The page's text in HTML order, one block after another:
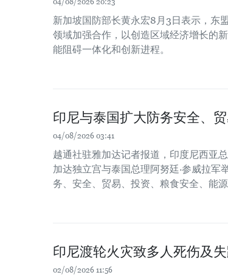
新加坡国防部长黄永宏8月3日表示，东
领域加强合作，以创造区域经济增长的
能阻碍一体化和创新进程。
印尼与泰国扩大防务安全、
04/08/2026 03:41
越通社驻雅加达记者报道，印度尼西亚
加达独立宫与泰国总理阿努廷·参威拉
务、安全、贸易、投资、粮食安全、能
印尼渡轮火灾致多人死伤及
02/08/2026 11:56